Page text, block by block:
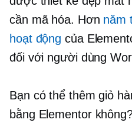
cần mã hóa. Hơn năm
hoạt động của
đối với người dùng
Bạn có thể thêm giỏ
bằng Elementor